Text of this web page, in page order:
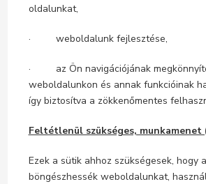
oldalunkat,
· weboldalunk fejlesztése,
· az Ön navigációjának
weboldalunkon és annak funkcióinak
így biztosítva a zökkenőmentes
Feltétlenül szükséges, munkamenet
Ezek a sütik ahhoz szükségesek, hogy
böngészhessék weboldalunkat,